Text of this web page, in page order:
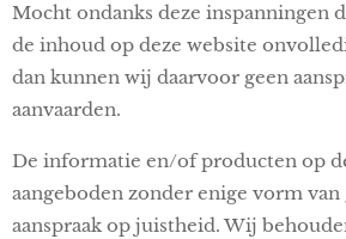
Mocht ondanks deze inspanningen
de inhoud op deze website
dan kunnen wij daarvoor geen
aanvaarden.
De informatie en/of producten op
aangeboden zonder enige vorm
aanspraak op juistheid. Wij